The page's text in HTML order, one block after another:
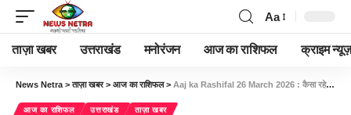
Aa
ताज़ा खबर उत्तराखंड मनोरंजन आज का राशिफल क्राइम न्यूज़
News Netra >ताज़ा खबर> आज का राशिफल> Aaj ka Rashifal 26 March 2026 : कैसा रहेगा आज आपका दिन ? आइए जानते हैं, आपकी राशि के लिए क्या-क्या खास..?- Newsnetra
आज का राशिफल उत्तराखंड ताज़ा खबर